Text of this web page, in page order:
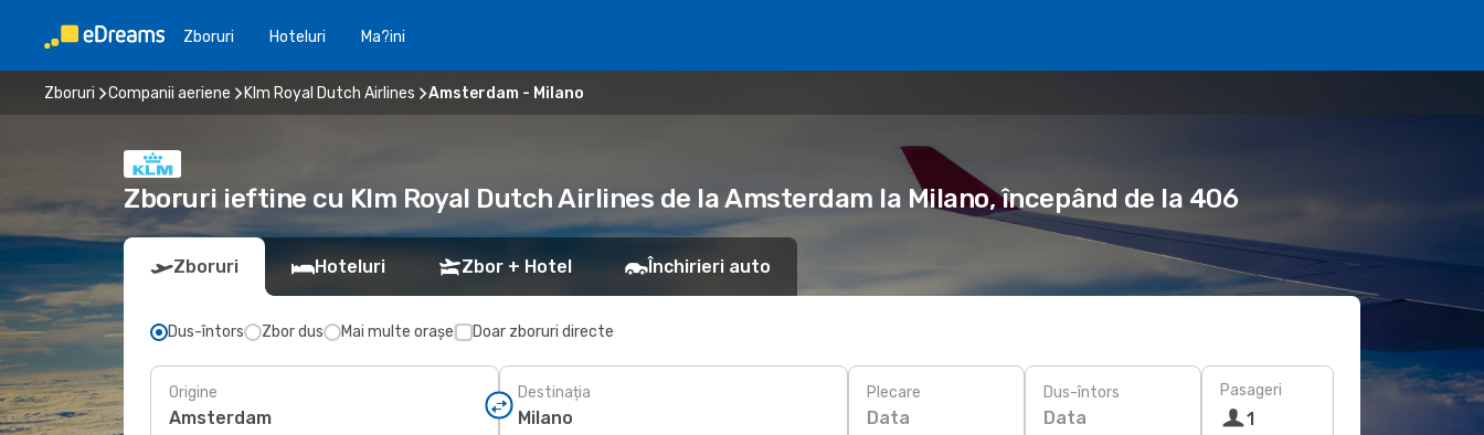
Zboruri Hoteluri Ma?ini
Zboruri Companii aeriene Klm Royal Dutch Airlines Amsterdam - Milano
Zboruri ieftine cu Klm Royal Dutch Airlines de la Amsterdam la Milano, începând de la 406
Zboruri Hoteluri Zbor + Hotel Închirieri auto
Dus-întors Zbor dus Mai multe orașe Doar zboruri directe
Origine Destinația Plecare
Data
Dus-întors
Data
Pasageri
1